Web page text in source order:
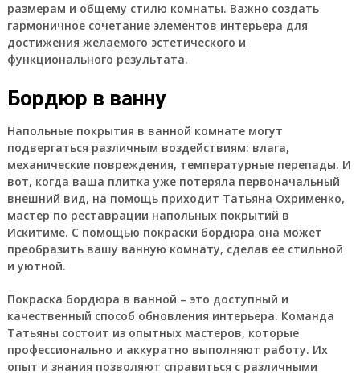
размерам и общему стилю комнаты. Важно создать
гармоничное сочетание элементов интерьера для
достижения желаемого эстетического и
функционального результата.
Бордюр в ванну
Напольные покрытия в ванной комнате могут
подвергаться различным воздействиям: влага,
механические повреждения, температурные перепады. И
вот, когда ваша плитка уже потеряла первоначальный
внешний вид, на помощь приходит Татьяна Охрименко,
мастер по реставрации напольных покрытий в
Искитиме. С помощью покраски бордюра она может
преобразить вашу ванную комнату, сделав ее стильной
и уютной.
Покраска бордюра в ванной – это доступный и
качественный способ обновления интерьера. Команда
Татьяны состоит из опытных мастеров, которые
профессионально и аккуратно выполняют работу. Их
опыт и знания позволяют справиться с различными